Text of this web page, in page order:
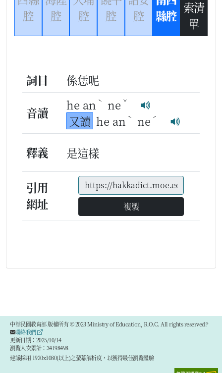
腔
腔
腔
腔
腔
縣腔
索清
單
詞目 係恁呢
音讀 he an ˋ ne ˇ
又讀 he an ˋ ne ˊ
釋義 是這樣
引用
網址
複製
中華民國教育部 版權所有 © 2023 Ministry of Education, R.O.C. All rights reserved.®
聯絡我們
更新日期：2025/10/14
瀏覽人次累計：34198498
建議採用 1920x1080(以上)之螢幕解析度，以獲得最佳瀏覽體驗